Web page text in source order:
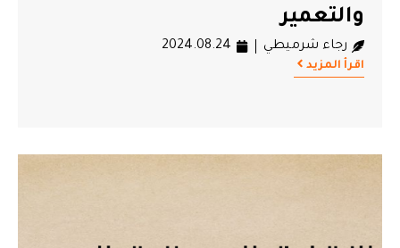
والتعمير
رجاء شرميطي 2024.08.24
اقرأ المزيد